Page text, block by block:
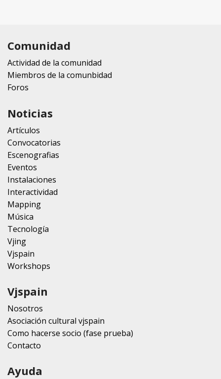
Comunidad
Actividad de la comunidad
Miembros de la comunbidad
Foros
Noticias
Artículos
Convocatorias
Escenografias
Eventos
Instalaciones
Interactividad
Mapping
Música
Tecnología
Vjing
Vjspain
Workshops
Vjspain
Nosotros
Asociación cultural vjspain
Como hacerse socio (fase prueba)
Contacto
Ayuda